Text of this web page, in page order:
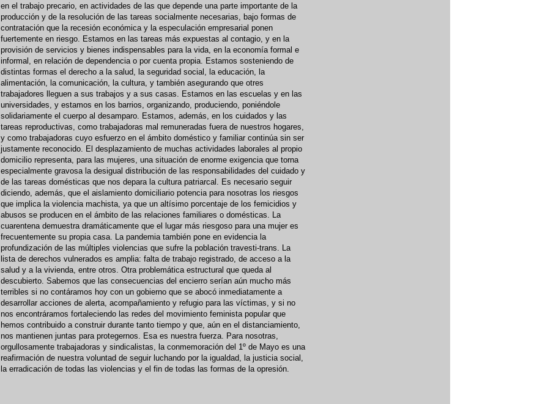
en el trabajo precario, en actividades de las que depende una parte importante de la
producción y de la resolución de las tareas socialmente necesarias, bajo formas de
contratación que la recesión económica y la especulación empresarial ponen
fuertemente en riesgo. Estamos en las tareas más expuestas al contagio, y en la
provisión de servicios y bienes indispensables para la vida, en la economía formal e
informal, en relación de dependencia o por cuenta propia. Estamos sosteniendo de
distintas formas el derecho a la salud, la seguridad social, la educación, la
alimentación, la comunicación, la cultura, y también asegurando que otres
trabajadores lleguen a sus trabajos y a sus casas. Estamos en las escuelas y en las
universidades, y estamos en los barrios, organizando, produciendo, poniéndole
solidariamente el cuerpo al desamparo. Estamos, además, en los cuidados y las
tareas reproductivas, como trabajadoras mal remuneradas fuera de nuestros hogares,
y como trabajadoras cuyo esfuerzo en el ámbito doméstico y familiar continúa sin ser
justamente reconocido. El desplazamiento de muchas actividades laborales al propio
domicilio representa, para las mujeres, una situación de enorme exigencia que torna
especialmente gravosa la desigual distribución de las responsabilidades del cuidado y
de las tareas domésticas que nos depara la cultura patriarcal. Es necesario seguir
diciendo, además, que el aislamiento domiciliario potencia para nosotras los riesgos
que implica la violencia machista, ya que un altísimo porcentaje de los femicidios y
abusos se producen en el ámbito de las relaciones familiares o domésticas. La
cuarentena demuestra dramáticamente que el lugar más riesgoso para una mujer es
frecuentemente su propia casa. La pandemia también pone en evidencia la
profundización de las múltiples violencias que sufre la población travesti-trans. La
lista de derechos vulnerados es amplia: falta de trabajo registrado, de acceso a la
salud y a la vivienda, entre otros. Otra problemática estructural que queda al
descubierto. Sabemos que las consecuencias del encierro serían aún mucho más
terribles si no contáramos hoy con un gobierno que se abocó inmediatamente a
desarrollar acciones de alerta, acompañamiento y refugio para las víctimas, y si no
nos encontráramos fortaleciendo las redes del movimiento feminista popular que
hemos contribuido a construir durante tanto tiempo y que, aún en el distanciamiento,
nos mantienen juntas para protegernos. Esa es nuestra fuerza. Para nosotras,
orgullosamente trabajadoras y sindicalistas, la conmemoración del 1º de Mayo es una
reafirmación de nuestra voluntad de seguir luchando por la igualdad, la justicia social,
la erradicación de todas las violencias y el fin de todas las formas de la opresión.